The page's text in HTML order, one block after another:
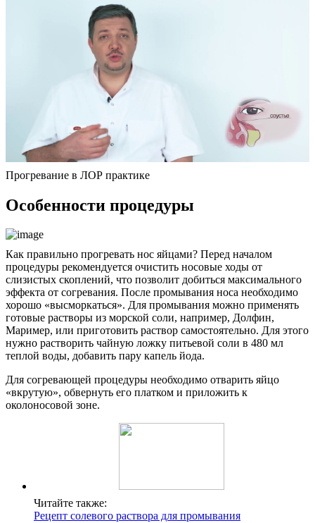
Прогревание в ЛОР практике
Особенности процедуры
Как правильно прогревать нос яйцами? Перед началом
процедуры рекомендуется очистить носовые ходы от
слизистых скоплений, что позволит добиться максимального
эффекта от согревания. После промывания носа необходимо
хорошо «высморкаться». Для промывания можно применять
готовые растворы из морской соли, например, Долфин,
Маример, или приготовить раствор самостоятельно. Для этого
нужно растворить чайную ложку питьевой соли в 480 мл
теплой воды, добавить пару капель йода.
Для согревающей процедуры необходимо отварить яйцо
«вкрутую», обвернуть его платком и приложить к
околоносовой зоне.
Читайте также:
Рецепт солевого раствора для промывания